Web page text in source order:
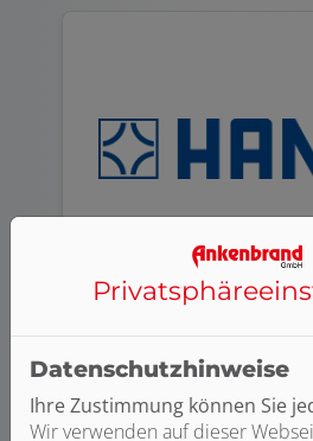
HANSA
Datenschutzhinweise
Ihre Zustimmung können Sie
Wir verwenden auf dieser